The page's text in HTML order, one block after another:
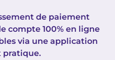
de paiement
compte 100% en ligne
via une application
pratique.